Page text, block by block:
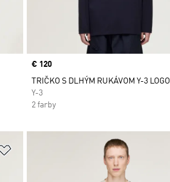
Price
€ 120
TRIČKO S DLHÝM RUKÁVOM Y-3 LOGO
Y-3
2 farby
Pridať do zoznamu želaných položiek